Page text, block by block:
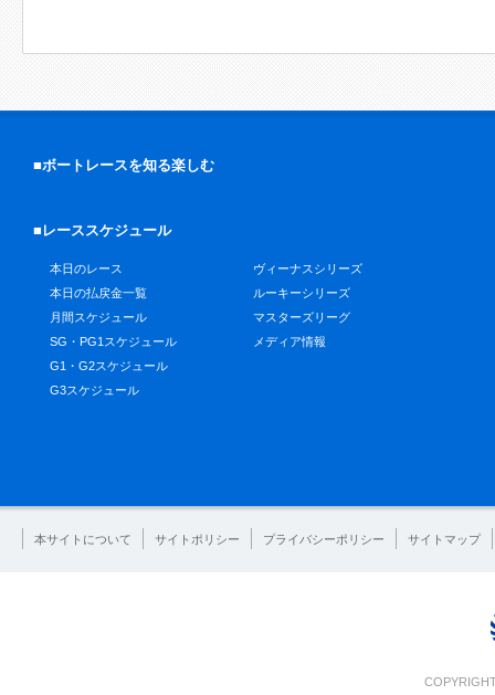
■ボートレースを知る楽しむ
■レーススケジュール
本日のレース
本日の払戻金一覧
月間スケジュール
SG・PG1スケジュール
G1・G2スケジュール
G3スケジュール
ヴィーナスシリーズ
ルーキーシリーズ
マスターズリーグ
メディア情報
本サイトについて サイトポリシー プライバシーポリシー サイトマップ